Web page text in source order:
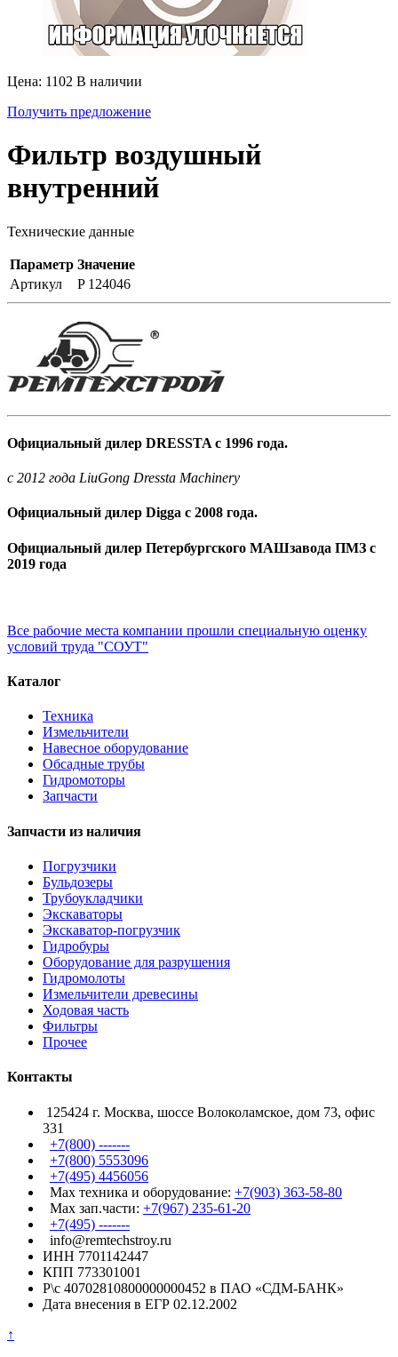
Цена: 1102 В наличии
Получить предложение
Фильтр воздушный
внутренний
Технические данные
Параметр Значение
Артикул
P 124046
Официальный дилер DRESSTA с 1996 года.
c 2012 года LiuGong Dressta Machinery
Официальный дилер Digga с 2008 года.
Официальный дилер Петербургского МАШзавода ПМЗ с
2019 года
Все рабочие места компании прошли специальную оценку
условий труда "СОУТ"
Каталог
Техника
Измельчители
Навесное оборудование
Обсадные трубы
Гидромоторы
Запчасти
Запчасти из наличия
Погрузчики
Бульдозеры
Трубоукладчики
Экскаваторы
Экскаватор-погрузчик
Гидробуры
Оборудование для разрушения
Гидромолоты
Измельчители древесины
Ходовая часть
Фильтры
Прочее
Контакты
125424 г. Москва, шоссе Волоколамское, дом 73, офис
331
+7(800) -------
+7(800) 5553096
+7(495) 4456056
Max техника и оборудование: +7(903) 363-58-80
Max зап.части: +7(967) 235-61-20
+7(495) -------
info@remtechstroy.ru
ИНН 7701142447
КПП 773301001
Р\с 40702810800000000452 в ПАО «СДМ-БАНК»
Дата внесения в ЕГР 02.12.2002
↑